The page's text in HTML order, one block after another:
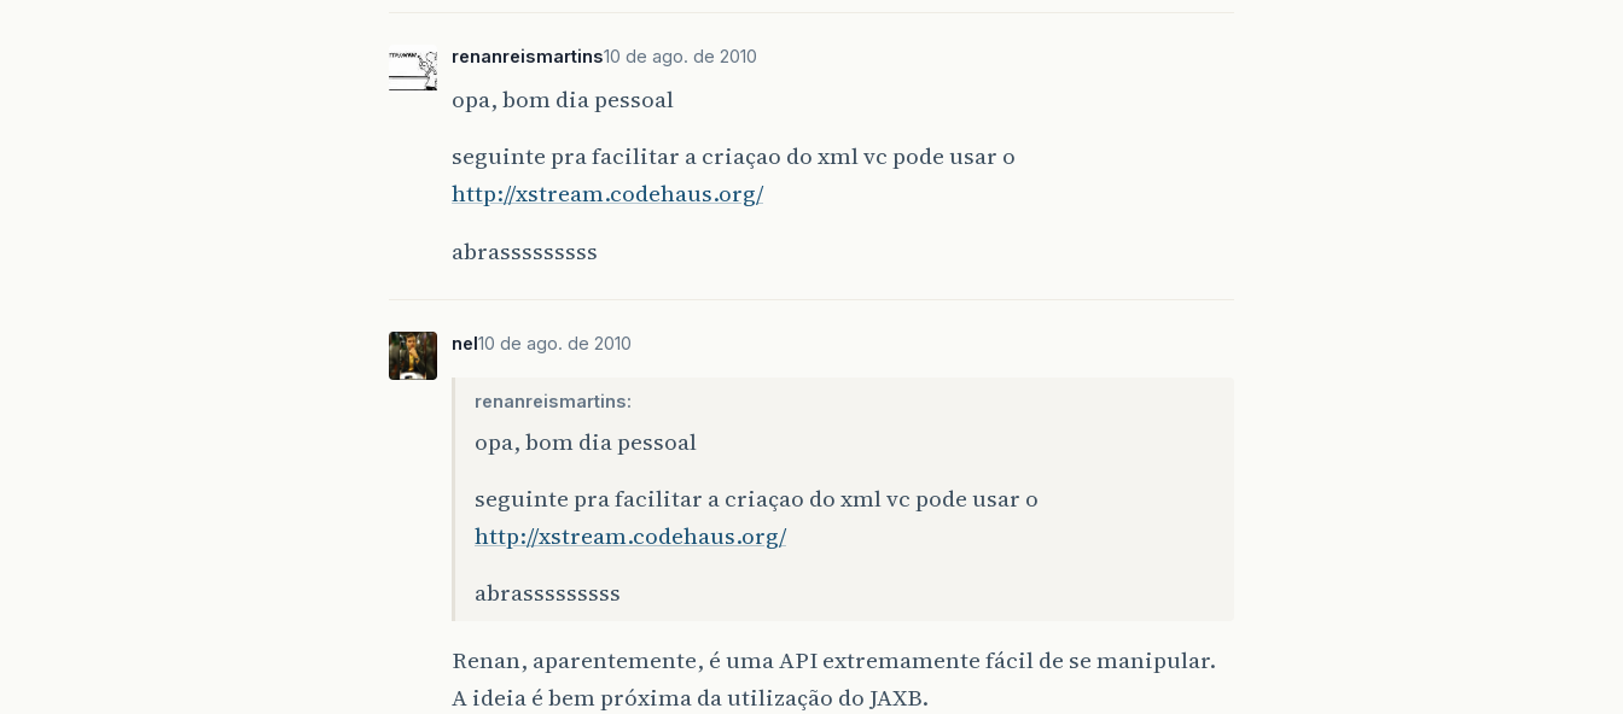
renanreismartins10 de ago. de 2010
opa, bom dia pessoal
seguinte pra facilitar a criaçao do xml vc pode usar o
http://xstream.codehaus.org/
abrasssssssss
nel10 de ago. de 2010
renanreismartins:
opa, bom dia pessoal
seguinte pra facilitar a criaçao do xml vc pode usar o
http://xstream.codehaus.org/
abrasssssssss
Renan, aparentemente, é uma API extremamente fácil de se manipular.
A ideia é bem próxima da utilização do JAXB.